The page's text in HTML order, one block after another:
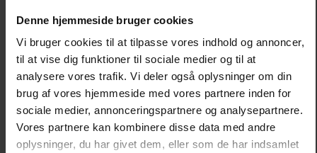
Denne hjemmeside bruger cookies
Vi bruger cookies til at tilpasse vores indhold og annoncer,
til at vise dig funktioner til sociale medier og til at
analysere vores trafik. Vi deler også oplysninger om din
brug af vores hjemmeside med vores partnere inden for
sociale medier, annonceringspartnere og analysepartnere.
Vores partnere kan kombinere disse data med andre
oplysninger, du har givet dem, eller som de har indsamlet
angora
Bella Color
Desiderio
Filnovo
Leonora
Silk Mohair
Tilia